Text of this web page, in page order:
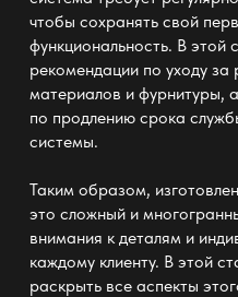
чтобы сохранять свой
функциональность. В этой
рекомендации по уходу
материалов и фурнитуры,
по продлению срока
системы.
Таким образом,
это сложный и
внимания к деталям и
каждому клиенту. В этой
раскрыть все аспекты